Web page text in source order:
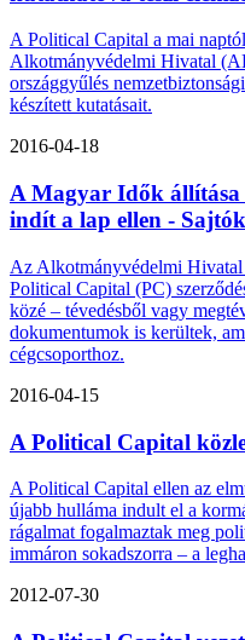
A Political Capital a mai
Alkotmányvédelmi Hivatal
országgyűlés
készített kutatásait.
2016-04-18
A Magyar Idők állítása
indít a lap ellen -
Az Alkotmányvédelmi
Political Capital (PC)
közé – tévedésből vagy
dokumentumok is kerültek,
cégcsoporthoz.
2016-04-15
A Political Capital
A Political Capital ellen az
újabb hulláma indult el a
rágalmat fogalmaztak meg
immáron sokadszorra – a
2012-07-30